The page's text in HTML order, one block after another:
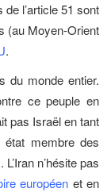
de l’article 51 sont
(au Moyen-Orient
.
du monde entier.
ce peuple en
pas Israël en tant
membre des
n’hésite pas
européen et en